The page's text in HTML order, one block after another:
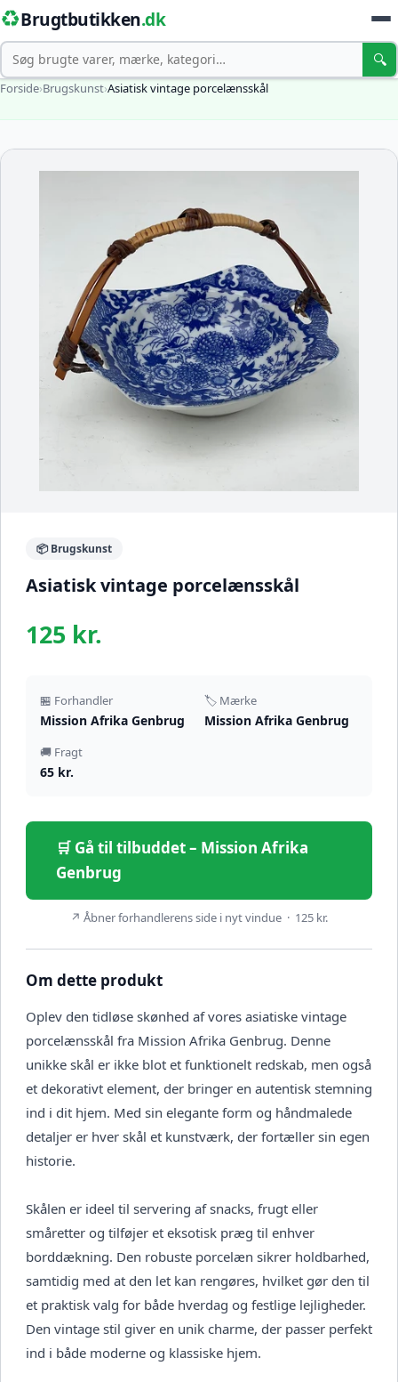
♻️Brugtbutikken.dk
Søg 🔍
Forside›Brugskunst›Asiatisk vintage porcelænsskål
📦 Brugskunst
Asiatisk vintage porcelænsskål
125 kr.
🏪 Forhandler
Mission Afrika Genbrug
🏷️ Mærke
Mission Afrika Genbrug
🚚 Fragt
65 kr.
🛒 Gå til tilbuddet – Mission Afrika
Genbrug
↗ Åbner forhandlerens side i nyt vindue · 125 kr.
Om dette produkt
Oplev den tidløse skønhed af vores asiatiske vintage
porcelænsskål fra Mission Afrika Genbrug. Denne
unikke skål er ikke blot et funktionelt redskab, men også
et dekorativt element, der bringer en autentisk stemning
ind i dit hjem. Med sin elegante form og håndmalede
detaljer er hver skål et kunstværk, der fortæller sin egen
historie.
Skålen er ideel til servering af snacks, frugt eller
småretter og tilføjer et eksotisk præg til enhver
borddækning. Den robuste porcelæn sikrer holdbarhed,
samtidig med at den let kan rengøres, hvilket gør den til
et praktisk valg for både hverdag og festlige lejligheder.
Den vintage stil giver en unik charme, der passer perfekt
ind i både moderne og klassiske hjem.